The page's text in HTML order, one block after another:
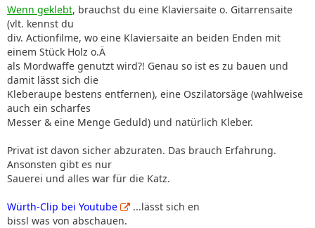
Wenn geklebt, brauchst du eine Klaviersaite o. Gitarrensaite
(vlt. kennst du
div. Actionfilme, wo eine Klaviersaite an beiden Enden mit
einem Stück Holz o.Ä
als Mordwaffe genutzt wird?! Genau so ist es zu bauen und
damit lässt sich die
Kleberaupe bestens entfernen), eine Oszilatorsäge (wahlweise
auch ein scharfes
Messer & eine Menge Geduld) und natürlich Kleber.
Privat ist davon sicher abzuraten. Das brauch Erfahrung.
Ansonsten gibt es nur
Sauerei und alles war für die Katz.
Würth-Clip bei Youtube
...lässt sich en
bissl was von abschauen.